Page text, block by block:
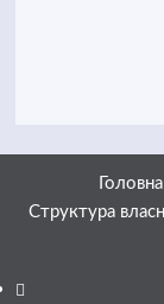
Головна
Структура
Facebook